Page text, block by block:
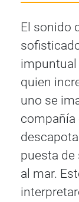
El sonido
quien
uno se
compañía
puesta de
al mar.